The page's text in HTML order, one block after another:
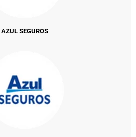
AZUL SEGUROS